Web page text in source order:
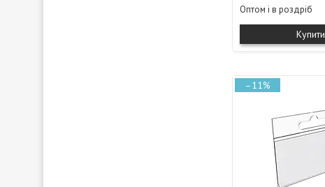
Оптом і в роздріб
Купити
–11%